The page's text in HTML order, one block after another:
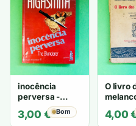
inocência
perversa -
PATRICIA
HIGHSMITH
3,00 € Bom
O livro
4,00